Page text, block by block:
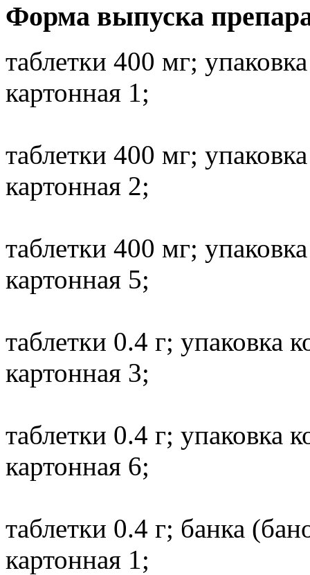
Форма выпуска
таблетки 400 мг;
картонная 1;
таблетки 400 мг;
картонная 2;
таблетки 400 мг;
картонная 5;
таблетки 0.4 г; упаковка
картонная 3;
таблетки 0.4 г; упаковка
картонная 6;
таблетки 0.4 г; банка
картонная 1;